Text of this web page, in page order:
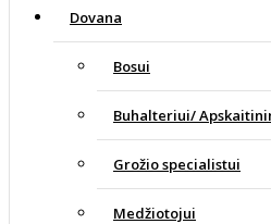
Dovana
Bosui
Buhalteriui/
Grožio specialistui
Medžiotojui